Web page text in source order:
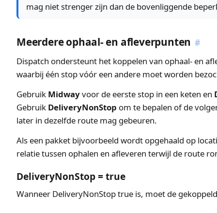
mag niet strenger zijn dan de bovenliggende
Meerdere ophaal- en afleverpunten #
Dispatch ondersteunt het koppelen van ophaal- en
waarbij één stop vóór een andere moet worden
Gebruik Midwayvoor de eerste stop in een keten en
Gebruik DeliveryNonStop om te bepalen of de
later in dezelfde route mag gebeuren.
Als een pakket bijvoorbeeld wordt opgehaald op
relatie tussen ophalen en afleveren terwijl de route
DeliveryNonStop = true
Wanneer DeliveryNonStop true is, moet de